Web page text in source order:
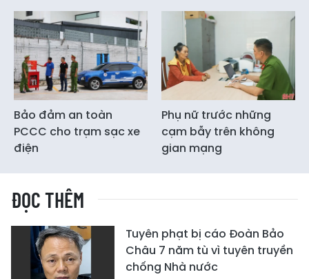
Bảo đảm an toàn
PCCC cho trạm sạc xe
điện
Phụ nữ trước những
cạm bẫy trên không
gian mạng
ĐỌC THÊM
Tuyên phạt bị cáo Đoàn Bảo
Châu 7 năm tù vì tuyên truyền
chống Nhà nước